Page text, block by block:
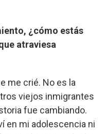
¿cómo estás
atraviesa
me crié. No es la
viejos inmigrantes
fue cambiando.
en mi adolescencia ni